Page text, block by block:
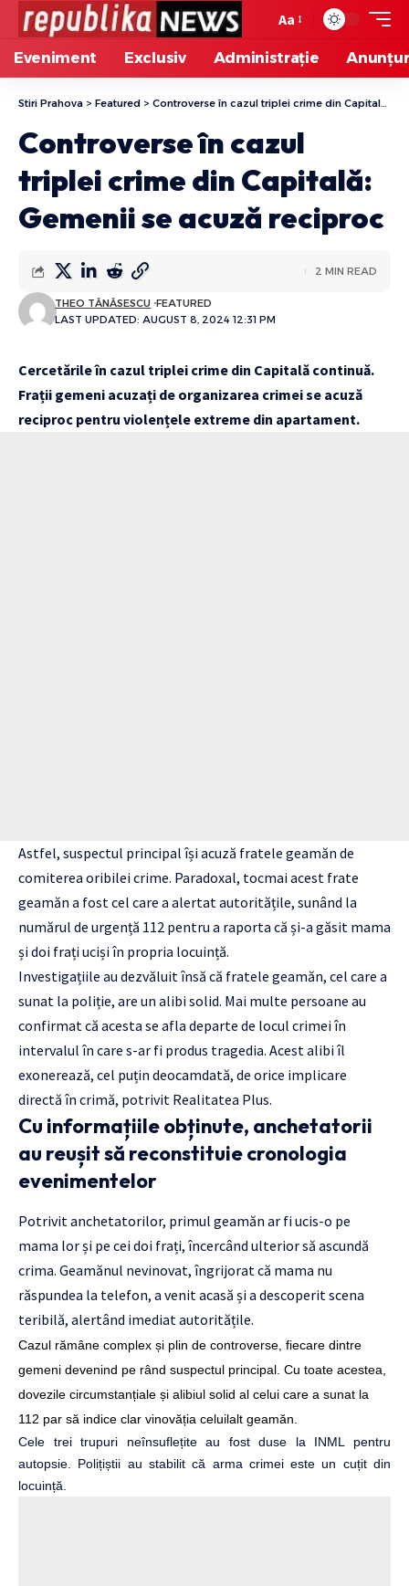
Aa
Eveniment Exclusiv Administrație
Stiri Prahova > Featured > Controverse în cazul triplei crime din Capitală: Gemenii se acuză reciproc
Controverse în cazul
triplei crime din Capitală:
Gemenii se acuză reciproc
LAST UPDATED: AUGUST 8, 2024 12:31 PM
THEO TĂNĂSESCU FEATURED
2 MIN READ
Cercetările în cazul triplei crime din Capitală continuă.
Frații gemeni acuzați de organizarea crimei se acuză
reciproc pentru violențele extreme din apartament.
Astfel, suspectul principal își acuză fratele geamăn de
comiterea oribilei crime. Paradoxal, tocmai acest frate
geamăn a fost cel care a alertat autoritățile, sunând la
numărul de urgență 112 pentru a raporta că și-a găsit mama
și doi frați uciși în propria locuință.
Investigațiile au dezvăluit însă că fratele geamăn, cel care a
sunat la poliție, are un alibi solid. Mai multe persoane au
confirmat că acesta se afla departe de locul crimei în
intervalul în care s-ar fi produs tragedia. Acest alibi îl
exonerează, cel puțin deocamdată, de orice implicare
directă în crimă, potrivit Realitatea Plus.
Cu informațiile obținute, anchetatorii
au reușit să reconstituie cronologia
evenimentelor
Potrivit anchetatorilor, primul geamăn ar fi ucis-o pe
mama lor și pe cei doi frați, încercând ulterior să ascundă
crima. Geamănul nevinovat, îngrijorat că mama nu
răspundea la telefon, a venit acasă și a descoperit scena
teribilă, alertând imediat autoritățile.
Cazul rămâne complex și plin de controverse, fiecare dintre
gemeni devenind pe rând suspectul principal. Cu toate acestea,
dovezile circumstanțiale și alibiul solid al celui care a sunat la
112 par să indice clar vinovăția celuilalt geamăn.
Cele trei trupuri neînsuflețite au fost duse la INML pentru
autopsie. Polițiștii au stabilit că arma crimei este un cuțit din
locuință.